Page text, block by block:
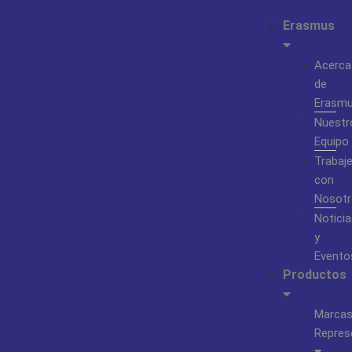
Erasmus
Acerca
de
Equipo
Trabaje
con
y
Productos
Marcas